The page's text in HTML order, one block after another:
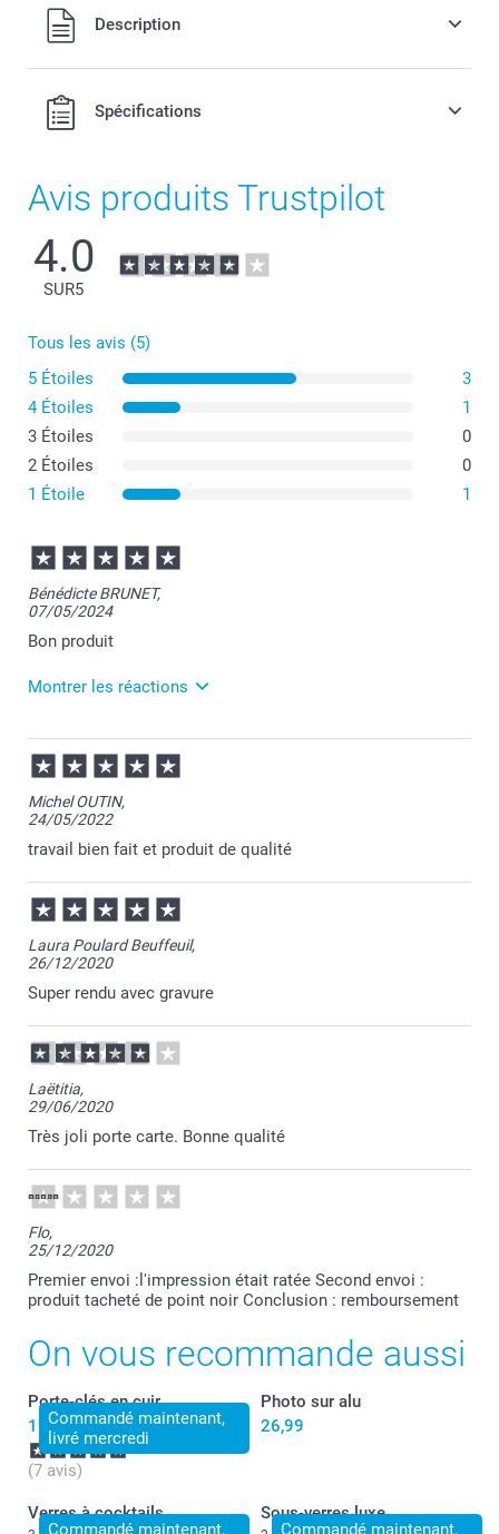
Tous les prix sont en EURO (€), TVA incluse et hors frais de
port.
Description
Spécifications
Avis produits Trustpilot
4.0
SUR5
Tous les avis (5)
5 Étoiles
3
4 Étoiles
1
3 Étoiles
0
2 Étoiles
0
1 Étoile
1
Bénédicte BRUNET,
07/05/2024
Bon produit
Montrer les réactions
07/05/2024
14:40
Merci Bénédicte pour ce chouette commentaire!
Je suis ravie de savoir que votre produit vous
apporte satisfaction :-)
Revenez nous voir bientôt.
Bien à vous,
Julie@Smartphoto
Michel OUTIN,
24/05/2022
travail bien fait et produit de qualité
Laura Poulard Beuffeuil,
26/12/2020
Super rendu avec gravure
Laëtitia,
29/06/2020
Très joli porte carte. Bonne qualité
Flo,
25/12/2020
Premier envoi :l'impression était ratée Second envoi :
produit tacheté de point noir Conclusion : remboursement
On vous recommande aussi
Commandé maintenant,
livré mercredi
Porte-clés en cuir
19,99
(7 avis)
Photo sur alu
26,99
Commandé maintenant,
Verres à cocktails
Commandé maintenant,
Sous-verres luxe